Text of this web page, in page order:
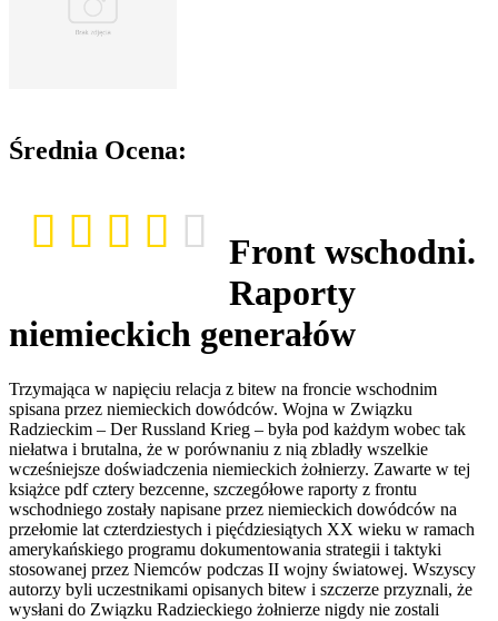
Średnia Ocena:
Front wschodni.
Raporty
niemieckich generałów
Trzymająca w napięciu relacja z bitew na froncie wschodnim
spisana przez niemieckich dowódców. Wojna w Związku
Radzieckim – Der Russland Krieg – była pod każdym wobec tak
niełatwa i brutalna, że w porównaniu z nią zbladły wszelkie
wcześniejsze doświadczenia niemieckich żołnierzy. Zawarte w tej
książce pdf cztery bezcenne, szczegółowe raporty z frontu
wschodniego zostały napisane przez niemieckich dowódców na
przełomie lat czterdziestych i pięćdziesiątych XX wieku w ramach
amerykańskiego programu dokumentowania strategii i taktyki
stosowanej przez Niemców podczas II wojny światowej. Wszyscy
autorzy byli uczestnikami opisanych bitew i szczerze przyznali, że
wysłani do Związku Radzieckiego żołnierze nigdy nie zostali